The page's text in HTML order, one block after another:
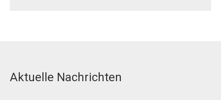
Aktuelle Nachrichten